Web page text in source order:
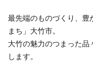
最先端のものづくり、豊
まち」大竹市。
大竹の魅力のつまった品
します。